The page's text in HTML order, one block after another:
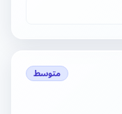
متوسط